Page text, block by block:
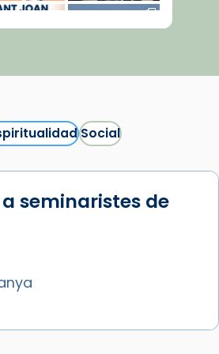
Social
seminaristes de